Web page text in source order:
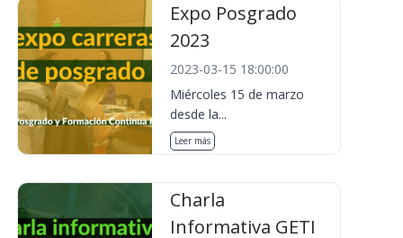
Expo Posgrado
2023
2023-03-15 18:00:00
Miércoles 15 de marzo
desde la...
Leer más
Charla
Informativa GETI